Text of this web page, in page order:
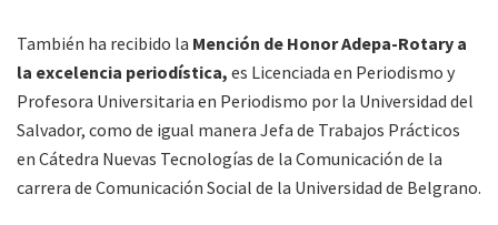
También ha recibido la Mención de Honor Adepa-Rotary a
la excelencia periodística, es Licenciada en Periodismo y
Profesora Universitaria en Periodismo por la Universidad del
Salvador, como de igual manera Jefa de Trabajos Prácticos
en Cátedra Nuevas Tecnologías de la Comunicación de la
carrera de Comunicación Social de la Universidad de Belgrano.